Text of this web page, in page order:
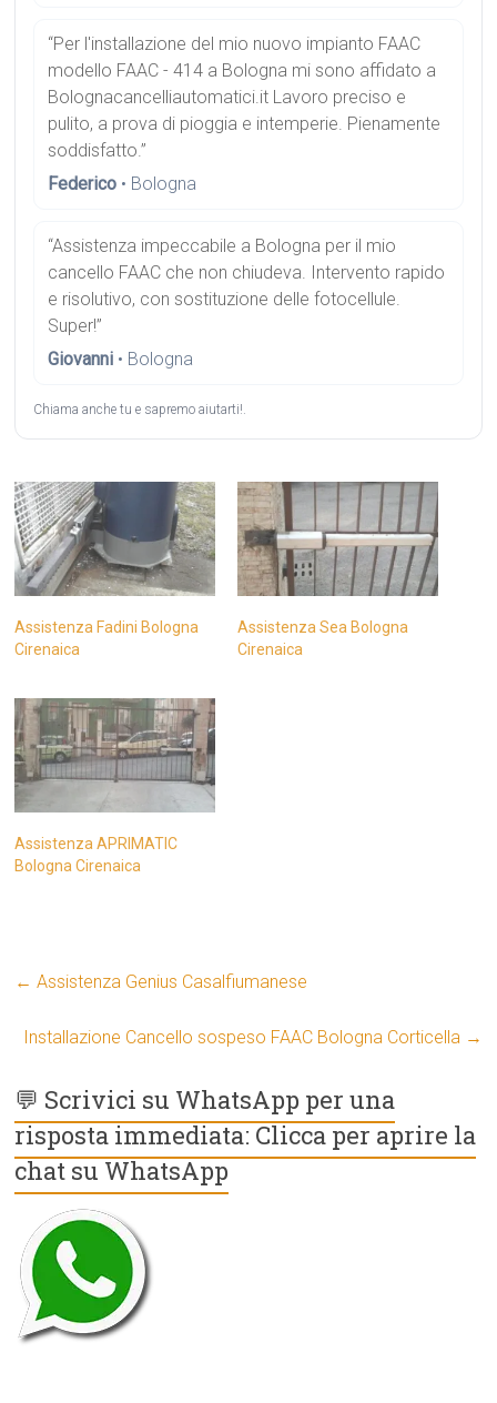
“Per l'installazione del mio nuovo impianto FAAC
modello FAAC - 414 a Bologna mi sono affidato a
Bolognacancelliautomatici.it Lavoro preciso e
pulito, a prova di pioggia e intemperie. Pienamente
soddisfatto.”
Federico • Bologna
“Assistenza impeccabile a Bologna per il mio
cancello FAAC che non chiudeva. Intervento rapido
e risolutivo, con sostituzione delle fotocellule.
Super!”
Giovanni • Bologna
Chiama anche tu e sapremo aiutarti!.
Assistenza Fadini Bologna
Cirenaica
Assistenza Sea Bologna
Cirenaica
Assistenza APRIMATIC
Bologna Cirenaica
← Assistenza Genius Casalfiumanese
Installazione Cancello sospeso FAAC Bologna Corticella →
💬 Scrivici su WhatsApp per una
risposta immediata: Clicca per aprire la
chat su WhatsApp